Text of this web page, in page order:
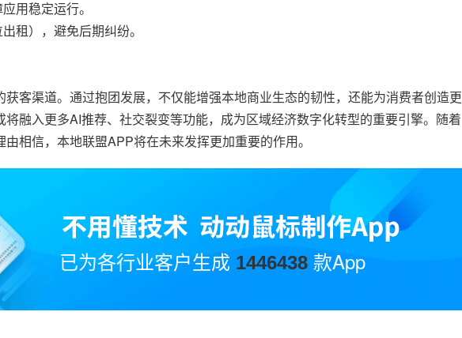
用稳定运行。
租），避免后期纠纷。
客渠道。通过抱团发展，不仅能增强本地商业生态的韧性，还能为消费者创造更
融入更多AI推荐、社交裂变等功能，成为区域经济数字化转型的重要引擎。随着
相信，本地联盟APP将在未来发挥更加重要的作用。
已为各行业客户生成 1446438 款App